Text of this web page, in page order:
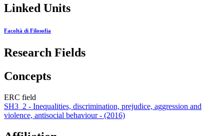
Linked Units
Facoltà di Filosofia
Research Fields
Concepts
ERC field
SH3_2 - Inequalities, discrimination, prejudice, aggression and
violence, antisocial behaviour - (2016)